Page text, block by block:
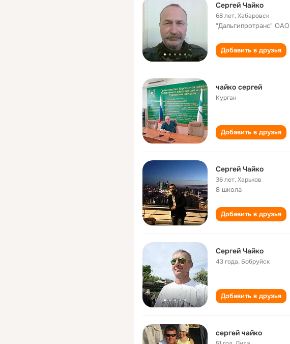
Сергей Чайко
68 лет,Хабаровск
"Дальгипротранс" ОАО
Добавить в друзья
чайко сергей
Курган
Добавить в друзья
Сергей Чайко
36 лет,Харьков
8 школа
Добавить в друзья
Сергей Чайко
43 года, Бобруйск
Добавить в друзья
сергей чайко